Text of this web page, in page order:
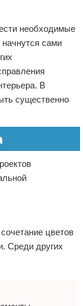
необходимые
сами
В
существенно
цветов
Среди других